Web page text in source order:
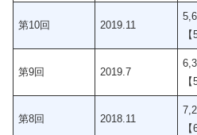
第10回 2019.11
第9回 2019.7
第8回 2018.11